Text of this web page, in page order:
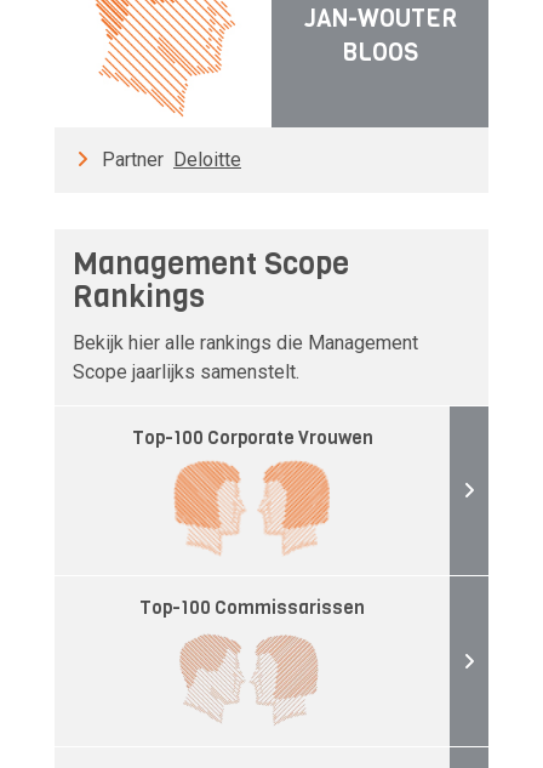
JAN-WOUTER
BLOOS
Partner Deloitte
Management Scope
Rankings
Bekijk hier alle rankings die Management
Scope jaarlijks samenstelt.
Top-100 Corporate Vrouwen
Top-100 Commissarissen